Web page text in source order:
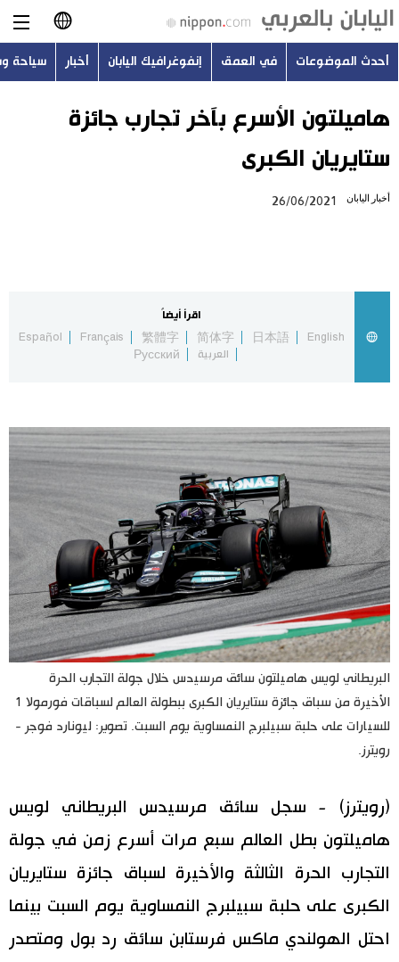
日本語
English
Русский
أحدث الموضوعات
اليابان في فيديو
مانغا وأنيمي
علوم وتكنولوجيا
الأقسام
صور
أشخاص
تجارب وآراء
اقتصاد
مجتمع
ثقافة
الأكثر تفاعلا
اللغة اليابانية
موسوعة اليابان
المطبخ الياباني
تواصل معنا
أحدث الموضوعات في العمق إنفوغرافيك اليابان أخبار سياحة
هاميلتون الأسرع بآخر تجارب جائزة
ستايريان الكبرى
أخبار اليابان 26/06/2021
اقرأ أيضاً
English
日本語
简体字
繁體字
Français
Español
العربية
Русский
البريطاني لويس هاميلتون سائق مرسيدس خلال جولة التجارب الحرة
الأخيرة من سباق جائزة ستايريان الكبرى ببطولة العالم لسباقات فورمولا 1
للسيارات على حلبة سبيلبرج النمساوية يوم السبت. تصوير: ليونارد فوجر -
رويترز.
(رويترز) - سجل سائق مرسيدس البريطاني لويس
هاميلتون بطل العالم سبع مرات أسرع زمن في جولة
التجارب الحرة الثالثة والأخيرة لسباق جائزة ستايريان
الكبرى على حلبة سبيلبرج النمساوية يوم السبت بينما
احتل الهولندي ماكس فرستابن سائق رد بول ومتصدر